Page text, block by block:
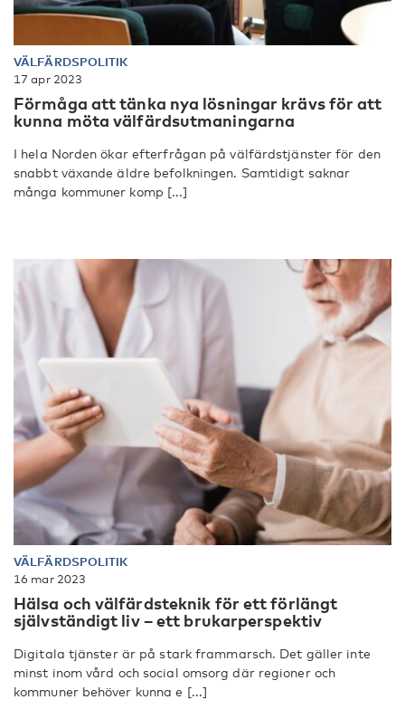
VÄLFÄRDSPOLITIK
17 apr 2023
Förmåga att tänka nya lösningar krävs för att
kunna möta välfärdsutmaningarna
I hela Norden ökar efterfrågan på välfärdstjänster för den
snabbt växande äldre befolkningen. Samtidigt saknar
många kommuner komp [...]
VÄLFÄRDSPOLITIK
16 mar 2023
Hälsa och välfärdsteknik för ett förlängt
självständigt liv – ett brukarperspektiv
Digitala tjänster är på stark frammarsch. Det gäller inte
minst inom vård och social omsorg där regioner och
kommuner behöver kunna e [...]